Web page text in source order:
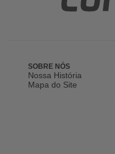
SOBRE NÓS
Nossa História
Mapa do Site